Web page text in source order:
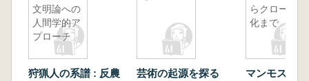
文明論への
人間学的ア
プローチ
狩猟人の系譜 : 反農
芸術の起源を探る
らクローン
化まで
マンモス : 絶